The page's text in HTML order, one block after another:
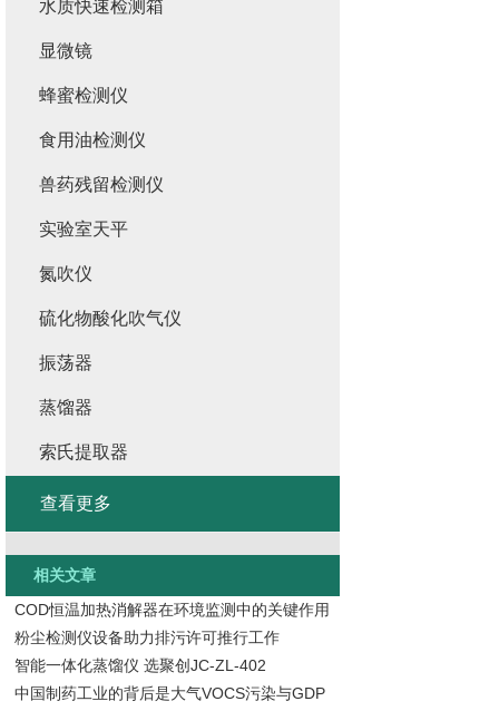
水质快速检测箱
显微镜
蜂蜜检测仪
食用油检测仪
兽药残留检测仪
实验室天平
氮吹仪
硫化物酸化吹气仪
振荡器
蒸馏器
索氏提取器
查看更多
相关文章
COD恒温加热消解器在环境监测中的关键作用
粉尘检测仪设备助力排污许可推行工作
智能一体化蒸馏仪 选聚创JC-ZL-402
中国制药工业的背后是大气VOCS污染与GDP